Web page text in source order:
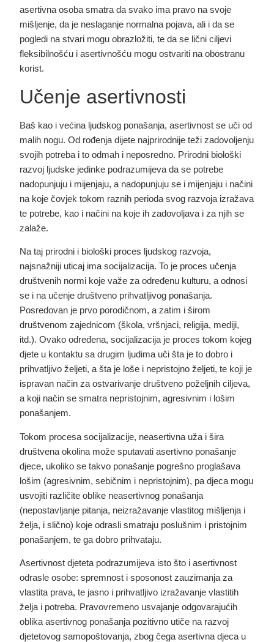
asertivna osoba smatra da svako ima pravo na svoje
mišljenje, da je neslaganje normalna pojava, ali i da se
pogledi na stvari mogu obrazložiti, te da se lični ciljevi
fleksibilnošću i asertivnošću mogu ostvariti na obostranu
korist.
Učenje asertivnosti
Baš kao i većina ljudskog ponašanja, asertivnost se uči od
malih nogu. Od rođenja dijete najprirodnije teži zadovoljenju
svojih potreba i to odmah i neposredno. Prirodni biološki
razvoj ljudske jedinke podrazumijeva da se potrebe
nadopunjuju i mijenjaju, a nadopunjuju se i mijenjaju i načini
na koje čovjek tokom raznih perioda svog razvoja izražava
te potrebe, kao i načini na koje ih zadovoljava i za njih se
zalaže.
Na taj prirodni i biološki proces ljudskog razvoja,
najsnažniji uticaj ima socijalizacija. To je proces učenja
društvenih normi koje važe za određenu kulturu, a odnosi
se i na učenje društveno prihvatljivog ponašanja.
Posredovan je prvo porodičnom, a zatim i širom
društvenom zajednicom (škola, vršnjaci, religija, mediji,
itd.). Ovako određena, socijalizacija je proces tokom kojeg
djete u kontaktu sa drugim ljudima uči šta je to dobro i
prihvatljivo željeti, a šta je loše i nepristojno željeti, te koji je
ispravan način za ostvarivanje društveno poželjnih ciljeva,
a koji način se smatra nepristojnim, agresivnim i lošim
ponašanjem.
Tokom procesa socijalizacije, neasertivna uža i šira
društvena okolina može sputavati asertivno ponašanje
djece, ukoliko se takvo ponašanje pogrešno proglašava
lošim (agresivnim, sebičnim i nepristojnim), pa djeca mogu
usvojiti različite oblike neasertivnog ponašanja
(nepostavljanje pitanja, neizražavanje vlastitog mišljenja i
želja, i slično) koje odrasli smatraju poslušnim i pristojnim
ponašanjem, te ga dobro prihvataju.
Asertivnost djeteta podrazumijeva isto što i asertivnost
odrasle osobe: spremnost i sposonost zauzimanja za
vlastita prava, te jasno i prihvatljivo izražavanje vlastitih
želja i potreba. Pravovremeno usvajanje odgovarajućih
oblika asertivnog ponašanja pozitivno utiče na razvoj
djetetovog samopoštovanja, zbog čega asertivna djeca u